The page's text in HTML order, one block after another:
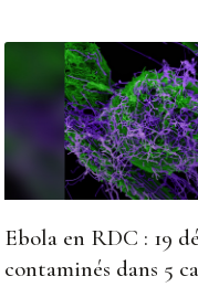
Ebola en RDC : 19
contaminés dans 5